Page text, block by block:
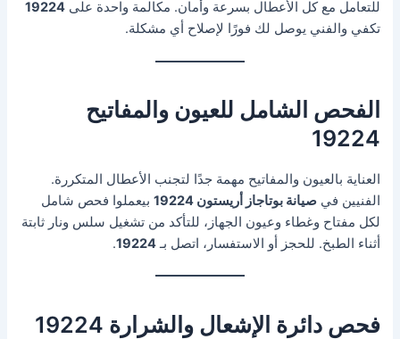
للتعامل مع كل الأعطال بسرعة وأمان. مكالمة واحدة على19224
تكفي والفني يوصل لك فورًا لإصلاح أي مشكلة.
الفحص الشامل للعيون والمفاتيح
19224
العناية بالعيون والمفاتيح مهمة جدًا لتجنب الأعطال المتكررة.
الفنيين فيصيانة بوتاجاز أريستون 19224
بيعملوا فحص شامل
لكل مفتاح وغطاء وعيون الجهاز، للتأكد من تشغيل سلس ونار ثابتة
أثناء الطبخ. للحجز أو الاستفسار، اتصل بـ19224
.
فحص دائرة الإشعال والشرارة 19224